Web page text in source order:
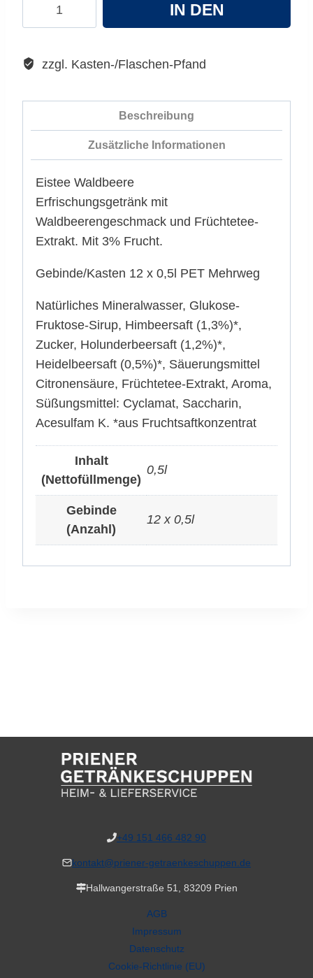
Menge
IN DEN
zzgl. Kasten-/Flaschen-Pfand
Beschreibung
Zusätzliche Informationen
Eistee Waldbeere
Erfrischungsgetränk mit
Waldbeerengeschmack und Früchtetee-
Extrakt. Mit 3% Frucht.
Gebinde/Kasten 12 x 0,5l PET Mehrweg
Natürliches Mineralwasser, Glukose-
Fruktose-Sirup, Himbeersaft (1,3%)*,
Zucker, Holunderbeersaft (1,2%)*,
Heidelbeersaft (0,5%)*, Säuerungsmittel
Citronensäure, Früchtetee-Extrakt, Aroma,
Süßungsmittel: Cyclamat, Saccharin,
Acesulfam K. *aus Fruchtsaftkonzentrat
Inhalt
(Nettofüllmenge)
0,5l
Gebinde
(Anzahl)
12 x 0,5l
+49 151 466 482 90
kontakt@priener-getraenkeschuppen.de
Hallwangerstraße 51, 83209 Prien
AGB
Impressum
Datenschutz
Cookie-Richtlinie (EU)